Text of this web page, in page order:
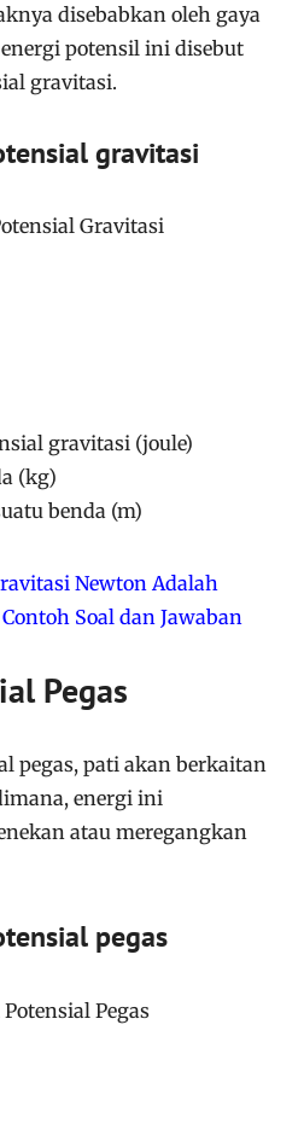
disebabkan oleh gaya
potensil ini disebut
gravitasi.
gravitasi
gravitasi (joule)
(kg)
benda (m)
Newton Adalah
Soal dan Jawaban
Pegas
pegas, pati akan berkaitan
energi ini
atau meregangkan
pegas